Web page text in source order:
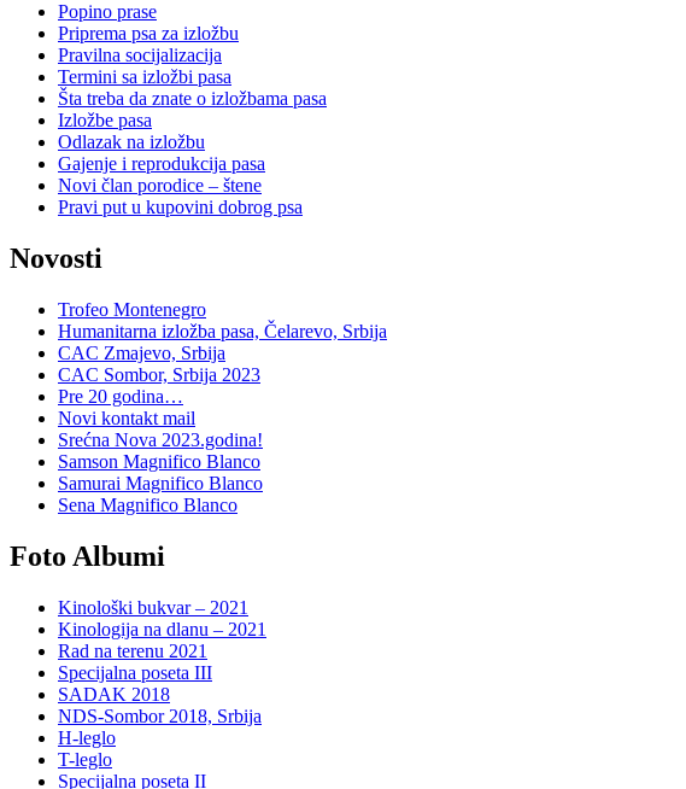
Popino prase
Priprema psa za izložbu
Pravilna socijalizacija
Termini sa izložbi pasa
Šta treba da znate o izložbama pasa
Izložbe pasa
Odlazak na izložbu
Gajenje i reprodukcija pasa
Novi član porodice – štene
Pravi put u kupovini dobrog psa
Novosti
Trofeo Montenegro
Humanitarna izložba pasa, Čelarevo, Srbija
CAC Zmajevo, Srbija
CAC Sombor, Srbija 2023
Pre 20 godina…
Novi kontakt mail
Srećna Nova 2023.godina!
Samson Magnifico Blanco
Samurai Magnifico Blanco
Sena Magnifico Blanco
Foto Albumi
Kinološki bukvar – 2021
Kinologija na dlanu – 2021
Rad na terenu 2021
Specijalna poseta III
SADAK 2018
NDS-Sombor 2018, Srbija
H-leglo
T-leglo
Specijalna poseta II